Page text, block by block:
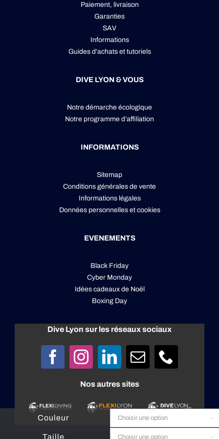
Couleur 
Taille 
Paiement, livraison
Garanties
SAV
Informations
Guides d’achats et tutoriels
DIVE LYON & VOUS
Notre démarche écologique
Notre programme d’affiliation
INFORMATIONS
Sitemap
Conditions générales de vente
Informations légales
Données personnelleset cookies
EVENEMENTS
Black Friday
Cyber Monday
Idées cadeaux de Noël
Boxing Day
Dive Lyon sur les réseaux sociaux
Nos autres sites